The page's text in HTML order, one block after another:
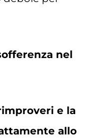
nel
e la
allo